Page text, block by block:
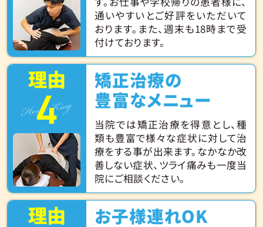
通いやすいとご好評をいただいて
おります。また、週末も18時まで受
付けております。
理由
4
Hone King
矯正治療の
豊富なメニュー
当院では矯正治療を得意とし、種
類も豊富で様々な症状に対して治
療をする事が出来ます。なかなか改
善しない症状、ツライ痛みも一度当
院にご相談ください。
理由
お子様連れOK